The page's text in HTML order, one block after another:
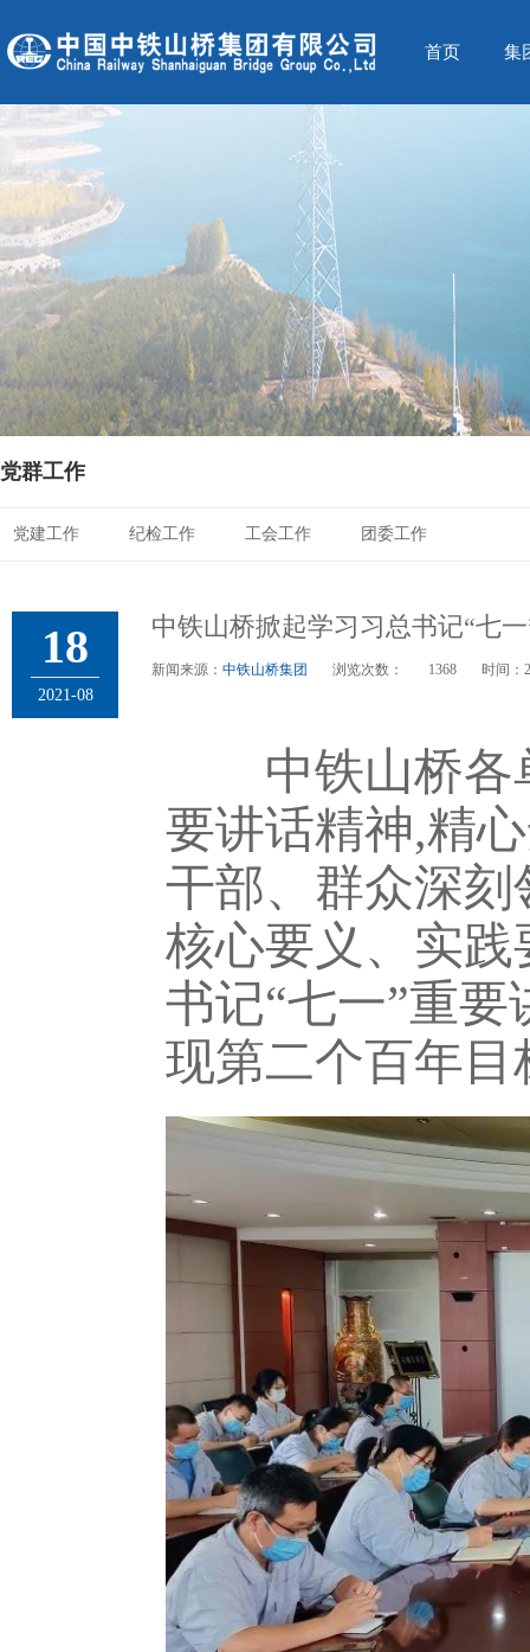
首页 集
党群工作
党建工作 纪检工作 工会工作 团委工作
18
2021-08
中铁山桥掀起学习习总书记“七
新闻来源： 中铁山桥集团 浏览次数： 1368 时间：
中铁山桥各单
要讲话精神,精
干部、群众深
核心要义、实
书记“七一”重
现第二个百年